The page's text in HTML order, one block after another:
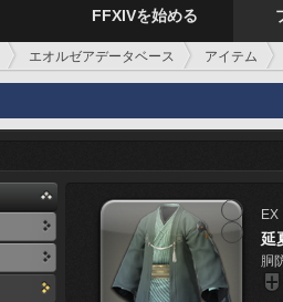
FFXIVを始める
エオルゼアデータベース アイテム
EX
延
胴